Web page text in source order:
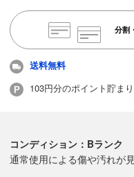
分割
送料無料
103円分のポイント貯ま
コンディション：Bランク
通常使用による傷や汚れが